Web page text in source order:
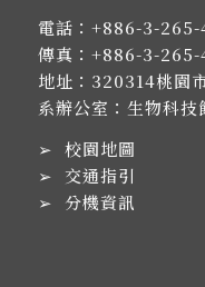
電話： +886-3-265-
傳真：+886-3-265-
地址： 320314桃園
系辦公室：生物科
➢ 校園地圖
➢ 交通指引
➢ 分機資訊